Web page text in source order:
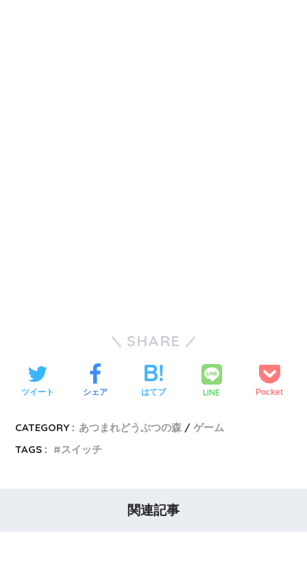
SHARE
ツイート シェア はてブ LINE Pocket
CATEGORY : あつまれどうぶつの森
ゲーム
TAGS :
スイッチ
関連記事